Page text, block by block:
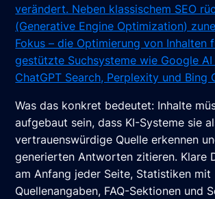
verändert. Neben klassischem SEO
(Generative Engine Optimization)
Fokus – die Optimierung von Inhalten
gestützte Suchsysteme wie Google AI
ChatGPT Search, Perplexity und Bing
Was das konkret bedeutet: Inhalte
aufgebaut sein, dass KI-Systeme sie
vertrauenswürdige Quelle erkennen
generierten Antworten zitieren. Klare
am Anfang jeder Seite, Statistiken mit
Quellenangaben, FAQ-Sektionen und